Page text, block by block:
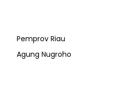
Pemprov Riau
Agung Nugroho